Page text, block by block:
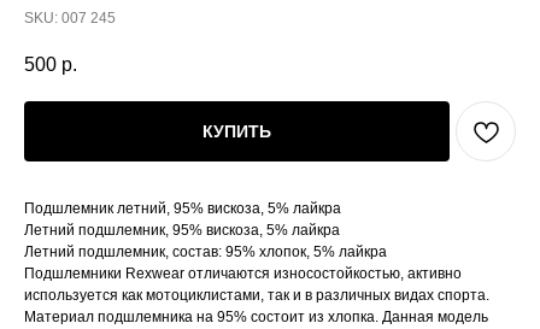
SKU: 007 245
500 р.
КУПИТЬ
Подшлемник летний, 95% вискоза, 5% лайкра
Летний подшлемник, 95% вискоза, 5% лайкра
Летний подшлемник, состав: 95% хлопок, 5% лайкра
Подшлемники Rexwear отличаются износостойкостью, активно
используется как мотоциклистами, так и в различных видах спорта.
Материал подшлемника на 95% состоит из хлопка. Данная модель